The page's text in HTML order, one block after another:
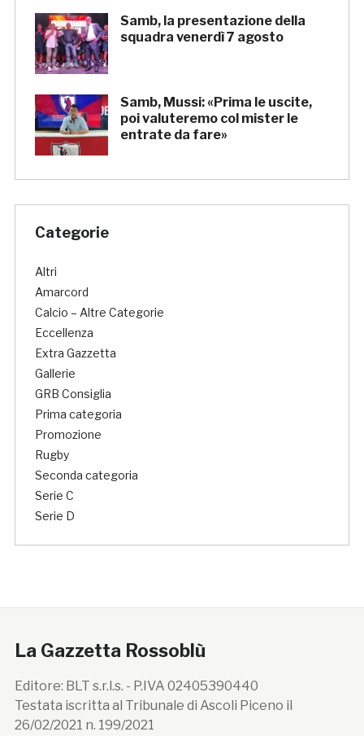
Samb, la presentazione della
squadra venerdì 7 agosto
Samb, Mussi: «Prima le uscite,
poi valuteremo col mister le
entrate da fare»
Categorie
Altri
Amarcord
Calcio – Altre Categorie
Eccellenza
Extra Gazzetta
Gallerie
GRB Consiglia
Prima categoria
Promozione
Rugby
Seconda categoria
Serie C
Serie D
La Gazzetta Rossoblù
Editore: BLT s.r.l.s. - P.IVA 02405390440
Testata iscritta al Tribunale di Ascoli Piceno il
26/02/2021 n. 199/2021